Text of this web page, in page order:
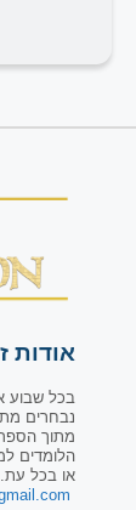
אודות
בכל שבוע
נבחרים
מתוך
הלומדים
או בכל עת.